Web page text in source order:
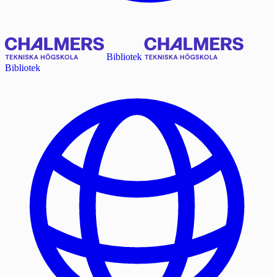
Bibliotek
Bibliotek